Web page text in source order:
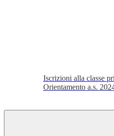
Iscrizioni alla classe
Orientamento a.s.